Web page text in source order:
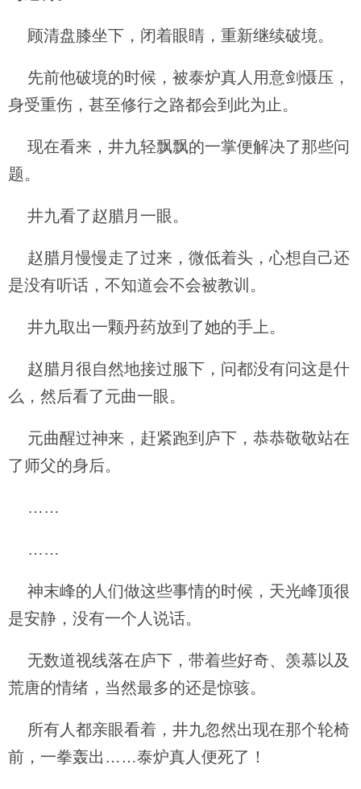
顾清盘膝坐下，闭着眼睛，重新继续破境。
先前他破境的时候，被泰炉真人用意剑慑压，
身受重伤，甚至修行之路都会到此为止。
现在看来，井九轻飘飘的一掌便解决了那些问
题。
井九看了赵腊月一眼。
赵腊月慢慢走了过来，微低着头，心想自己还
是没有听话，不知道会不会被教训。
井九取出一颗丹药放到了她的手上。
赵腊月很自然地接过服下，问都没有问这是什
么，然后看了元曲一眼。
元曲醒过神来，赶紧跑到庐下，恭恭敬敬站在
了师父的身后。
……
……
神末峰的人们做这些事情的时候，天光峰顶很
是安静，没有一个人说话。
无数道视线落在庐下，带着些好奇、羡慕以及
荒唐的情绪，当然最多的还是惊骇。
所有人都亲眼看着，井九忽然出现在那个轮椅
前，一拳轰出……泰炉真人便死了！